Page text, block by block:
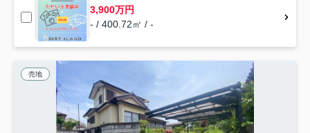
3,900万円
- / 400.72㎡ / -
売地